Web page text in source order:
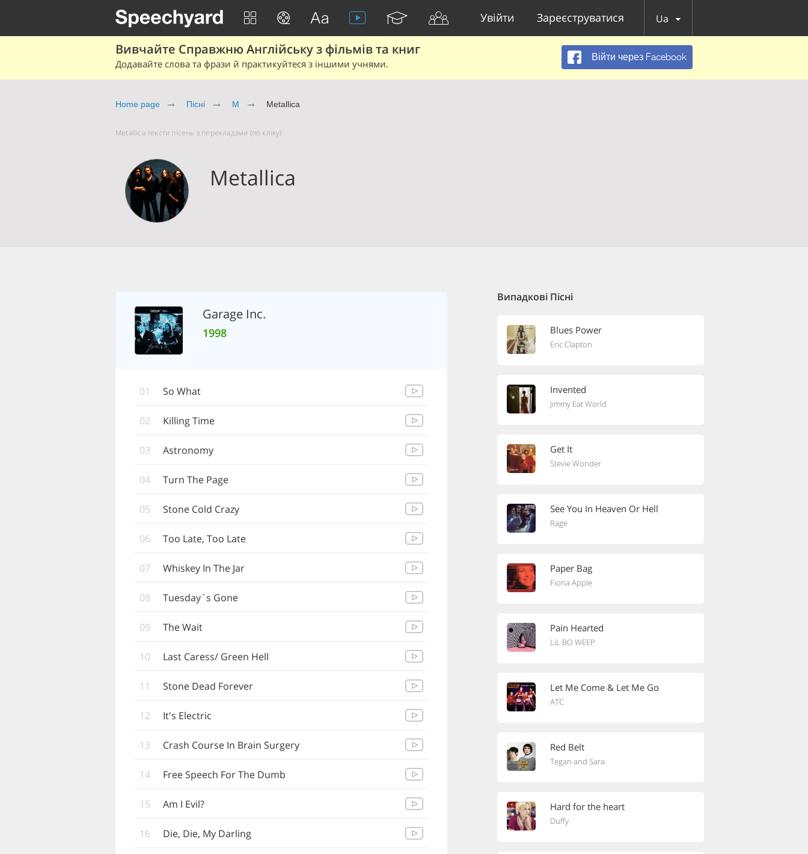
Увійти Зареєструватися Ua
Вивчайте Справжню Англійську з фільмів та книг
Додавайте слова та фрази й практикуйтеся з іншими учнями.
Війти через Facebook
Home page Пісні M Metallica
Metallica тексти пісень з перекладами (по кліку)
Metallica
Garage Inc.
1998
01 So What
02 Killing Time
03 Astronomy
04 Turn The Page
05 Stone Cold Crazy
06 Too Late, Too Late
07 Whiskey In The Jar
08 Tuesday´s Gone
09 The Wait
10 Last Caress/ Green Hell
11 Stone Dead Forever
12 It's Electric
13 Crash Course In Brain Surgery
14 Free Speech For The Dumb
15 Am I Evil?
16 Die, Die, My Darling
Випадкові Пісні
Blues Power
Eric Clapton
Invented
Jimmy Eat World
Get It
Stevie Wonder
See You In Heaven Or Hell
Rage
Paper Bag
Fiona Apple
Pain Hearted
LiL BO WEEP
Let Me Come & Let Me Go
ATC
Red Belt
Tegan and Sara
Hard for the heart
Duffy